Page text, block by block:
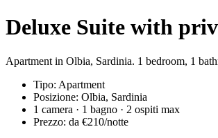
Deluxe Suite with
Apartment in Olbia, Sardinia. 1 bedroom, 1
Tipo: Apartment
Posizione: Olbia, Sardinia
1 camera · 1 bagno · 2 ospiti max
Prezzo: da €210/notte